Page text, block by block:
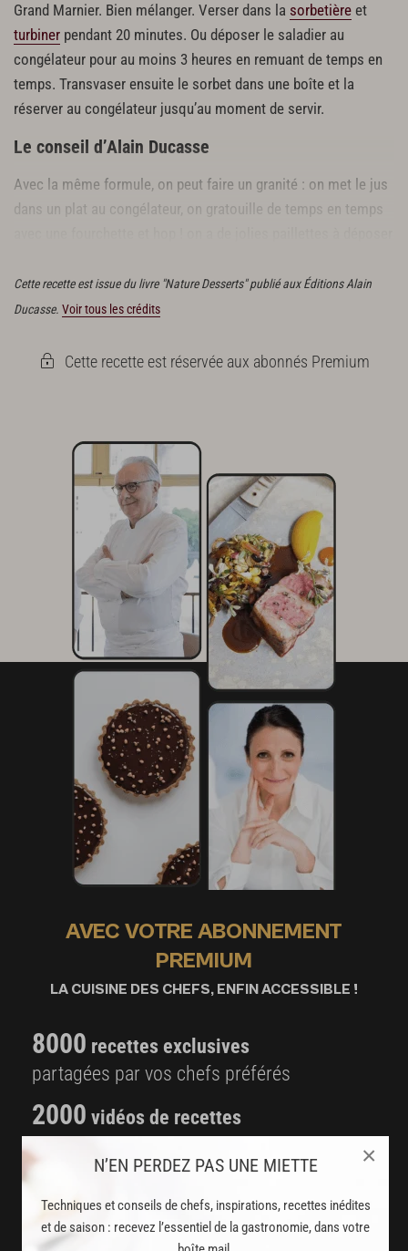
N’EN PERDEZ PAS UNE MIETTE
Techniques et conseils de chefs, inspirations, recettes inédites
et de saison : recevez l’essentiel de la gastronomie, dans votre
×
Grand Marnier. Bien mélanger. Verser dans la sorbetière et
turbiner pendant 20 minutes. Ou déposer le saladier au
congélateur pour au moins 3 heures en remuant de temps en
temps. Transvaser ensuite le sorbet dans une boîte et la
réserver au congélateur jusqu’au moment de servir.
Le conseil d’Alain Ducasse
Avec la même formule, on peut faire un granité : on met le jus
dans un plat au congélateur, on gratouille de temps en temps
Cette recette est issue du livre "Nature Desserts" publié aux Éditions Alain
Ducasse. Voir tous les crédits
Cette recette est réservée aux abonnés Premium
AVEC VOTRE ABONNEMENT
PREMIUM
LA CUISINE DES CHEFS, ENFIN ACCESSIBLE !
8000 recettes exclusives
partagées par vos chefs préférés
2000 vidéos de recettes
disponibles chaque semaine